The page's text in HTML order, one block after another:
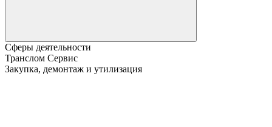
Сферы деятельности
Транслом Сервис
Закупка, демонтаж и утилизация